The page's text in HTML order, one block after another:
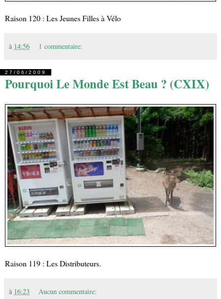
Raison 120 : Les Jeunes Filles à Vélo
à 14:56 1 commentaire:
27/06/2009
Pourquoi Le Monde Est Beau ? (CXIX)
Raison 119 : Les Distributeurs.
à 16:23 Aucun commentaire: